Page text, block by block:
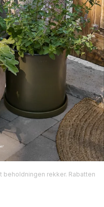
beholdningen rekker. Rabatten